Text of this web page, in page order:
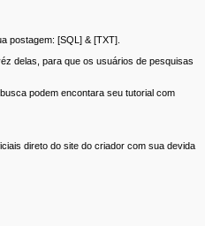
postagem: [SQL] & [TXT].
delas, para que os usuários de pesquisas
podem encontara seu tutorial com
direto do site do criador com sua devida